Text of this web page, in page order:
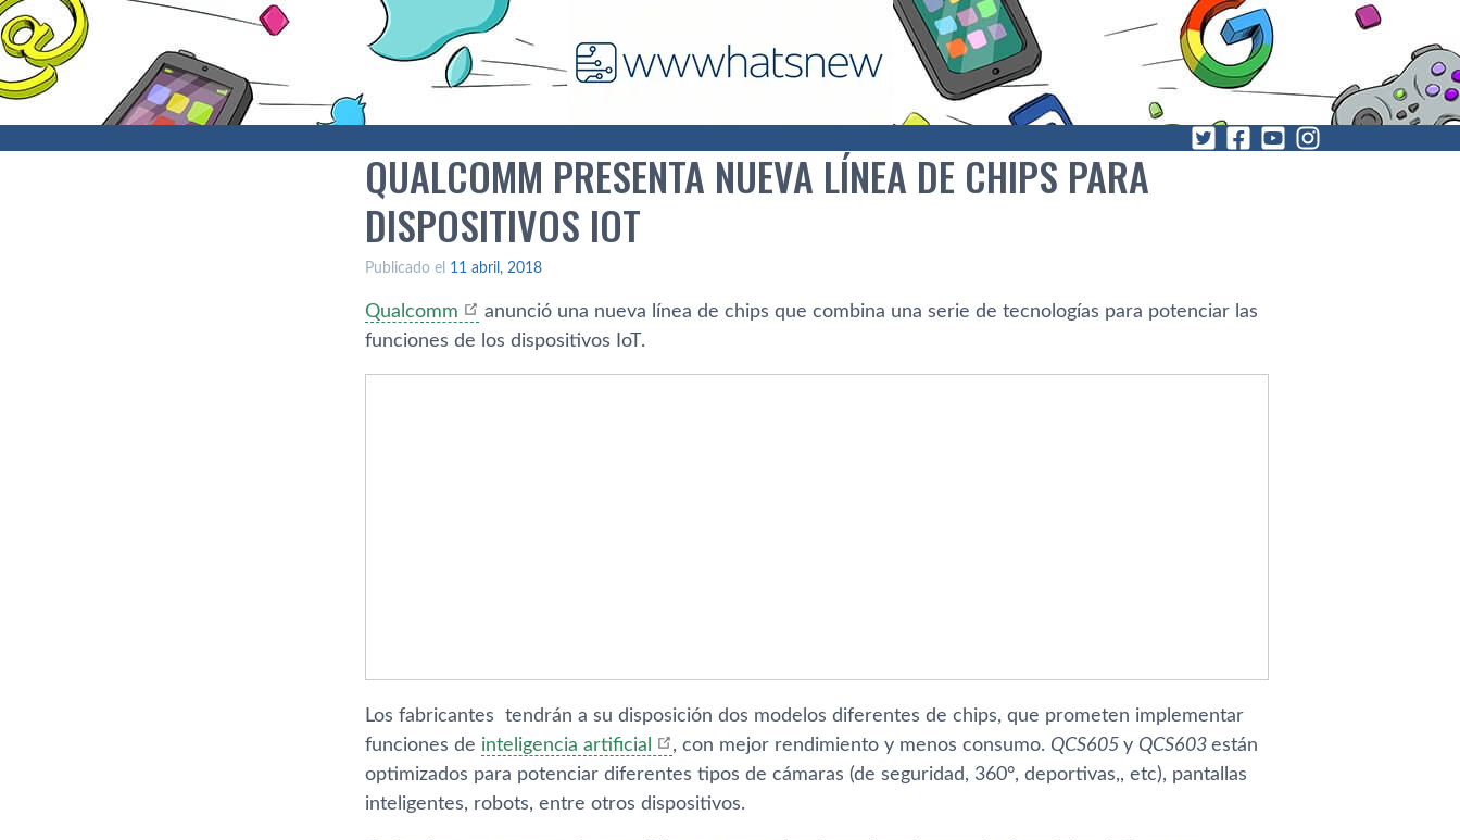
QUALCOMM PRESENTA NUEVA LÍ­NEA DE CHIPS PARA
DISPOSITIVOS IOT
Publicado el 11 abril, 2018
Qualcomm
anunció una nueva lí­nea de chips que combina una serie de tecnologí­as para potenciar las
funciones de los dispositivos IoT.
Los fabricantes tendrán a su disposición dos modelos diferentes de chips, que prometen implementar
funciones de inteligencia artificial , con mejor rendimiento y menos consumo. QCS605 y QCS603 están
optimizados para potenciar diferentes tipos de cámaras (de seguridad, 360°, deportivas,, etc), pantallas
inteligentes, robots, entre otros dispositivos.